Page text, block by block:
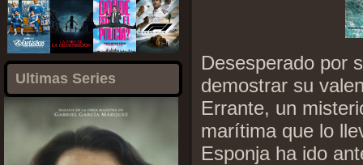
Ultimas Series
Desesperado por
demostrar su
Errante, un
marítima que lo
Esponja ha ido